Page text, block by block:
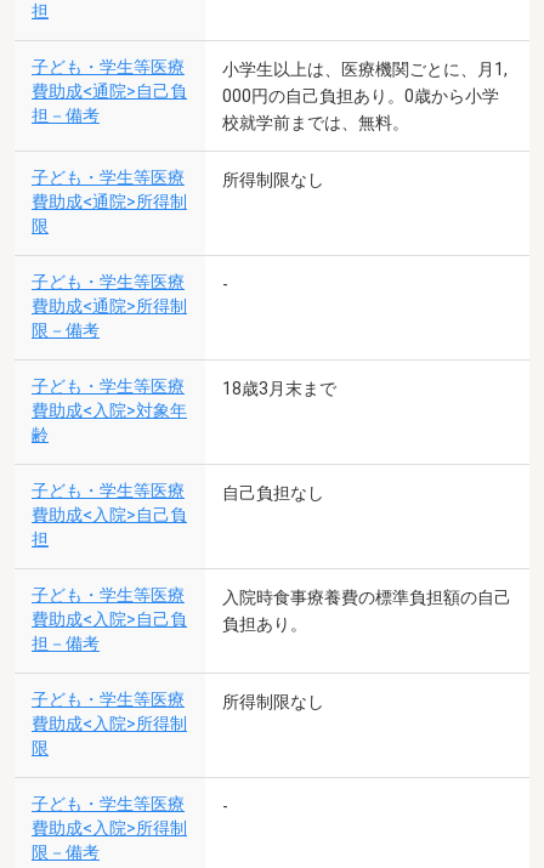
担
子ども・学生等医療
費助成<通院>自己負
担－備考
小学生以上は、医療機関ごとに、月1,
000円の自己負担あり。0歳から小学
校就学前までは、無料。
子ども・学生等医療
費助成<通院>所得制
限
所得制限なし
子ども・学生等医療
費助成<通院>所得制
限－備考
-
子ども・学生等医療
費助成<入院>対象年
齢
18歳3月末まで
子ども・学生等医療
費助成<入院>自己負
担
自己負担なし
子ども・学生等医療
費助成<入院>自己負
担－備考
入院時食事療養費の標準負担額の自己
負担あり。
子ども・学生等医療
費助成<入院>所得制
限
所得制限なし
子ども・学生等医療
費助成<入院>所得制
限－備考
-